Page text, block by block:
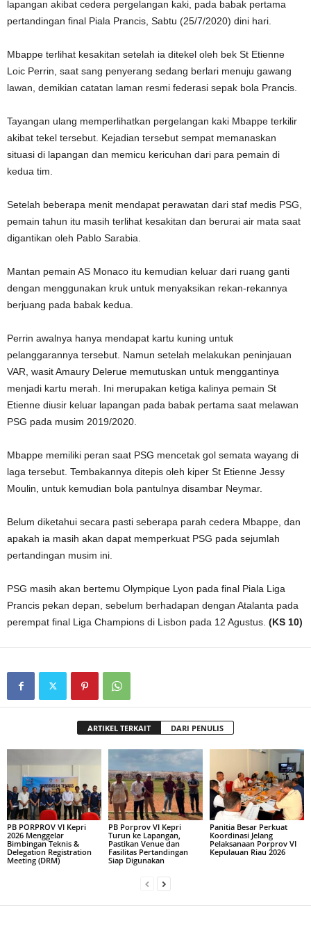
lapangan akibat cedera pergelangan kaki, pada babak pertama
pertandingan final Piala Prancis, Sabtu (25/7/2020) dini hari.
Mbappe terlihat kesakitan setelah ia ditekel oleh bek St Etienne
Loic Perrin, saat sang penyerang sedang berlari menuju gawang
lawan, demikian catatan laman resmi federasi sepak bola Prancis.
Tayangan ulang memperlihatkan pergelangan kaki Mbappe terkilir
akibat tekel tersebut. Kejadian tersebut sempat memanaskan
situasi di lapangan dan memicu kericuhan dari para pemain di
kedua tim.
Setelah beberapa menit mendapat perawatan dari staf medis PSG,
pemain tahun itu masih terlihat kesakitan dan berurai air mata saat
digantikan oleh Pablo Sarabia.
Mantan pemain AS Monaco itu kemudian keluar dari ruang ganti
dengan menggunakan kruk untuk menyaksikan rekan-rekannya
berjuang pada babak kedua.
Perrin awalnya hanya mendapat kartu kuning untuk
pelanggarannya tersebut. Namun setelah melakukan peninjauan
VAR, wasit Amaury Delerue memutuskan untuk menggantinya
menjadi kartu merah. Ini merupakan ketiga kalinya pemain St
Etienne diusir keluar lapangan pada babak pertama saat melawan
PSG pada musim 2019/2020.
Mbappe memiliki peran saat PSG mencetak gol semata wayang di
laga tersebut. Tembakannya ditepis oleh kiper St Etienne Jessy
Moulin, untuk kemudian bola pantulnya disambar Neymar.
Belum diketahui secara pasti seberapa parah cedera Mbappe, dan
apakah ia masih akan dapat memperkuat PSG pada sejumlah
pertandingan musim ini.
PSG masih akan bertemu Olympique Lyon pada final Piala Liga
Prancis pekan depan, sebelum berhadapan dengan Atalanta pada
perempat final Liga Champions di Lisbon pada 12 Agustus. (KS 10)
ARTIKEL TERKAIT DARI PENULIS
PB PORPROV VI Kepri
2026 Menggelar
Bimbingan Teknis &
Delegation Registration
Meeting (DRM)
PB Porprov VI Kepri
Turun ke Lapangan,
Pastikan Venue dan
Fasilitas Pertandingan
Siap Digunakan
Panitia Besar Perkuat
Koordinasi Jelang
Pelaksanaan Porprov VI
Kepulauan Riau 2026